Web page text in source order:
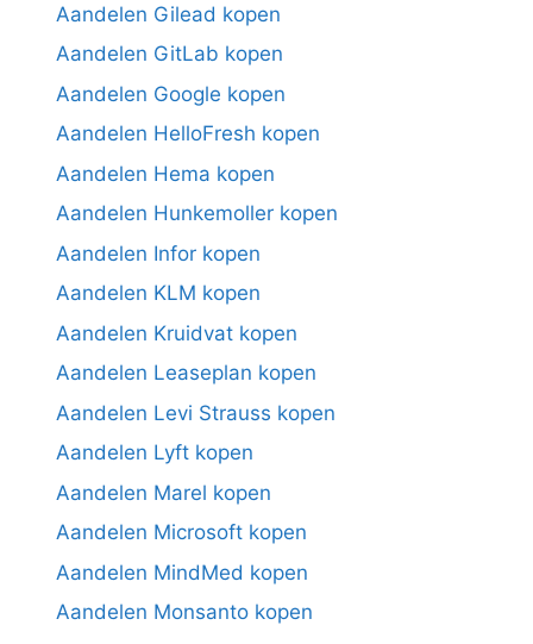
Aandelen Gilead kopen
Aandelen GitLab kopen
Aandelen Google kopen
Aandelen HelloFresh kopen
Aandelen Hema kopen
Aandelen Hunkemoller kopen
Aandelen Infor kopen
Aandelen KLM kopen
Aandelen Kruidvat kopen
Aandelen Leaseplan kopen
Aandelen Levi Strauss kopen
Aandelen Lyft kopen
Aandelen Marel kopen
Aandelen Microsoft kopen
Aandelen MindMed kopen
Aandelen Monsanto kopen